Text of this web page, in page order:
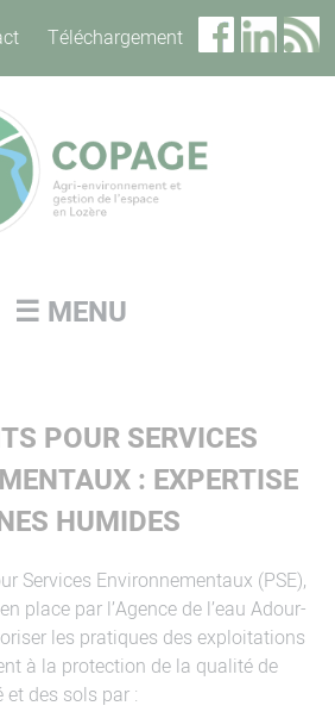
Téléchargement
☰ MENU
POUR SERVICES
: EXPERTISE
HUMIDES
Services Environnementaux (PSE),
place par l’Agence de l’eau Adour-
les pratiques des exploitations
à la protection de la qualité de
et des sols par :